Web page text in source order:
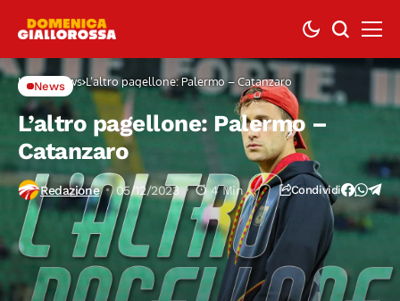
Home News L’altro pagellone: Palermo – Catanzaro
News
L’altro pagellone: Palermo –
Catanzaro
Redazione 05/12/2023 4 Min Condividi